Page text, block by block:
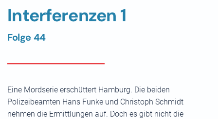
Interferenzen 1
Folge 44
Eine Mordserie erschüttert Hamburg. Die beiden
Polizeibeamten Hans Funke und Christoph Schmidt
nehmen die Ermittlungen auf. Doch es gibt nicht die